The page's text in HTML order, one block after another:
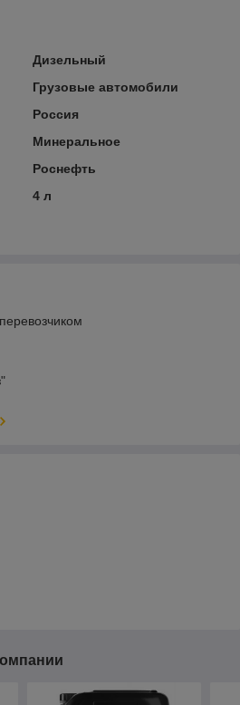
Дизельный
Грузовые автомобили
Россия
Минеральное
Роснефть
4 л